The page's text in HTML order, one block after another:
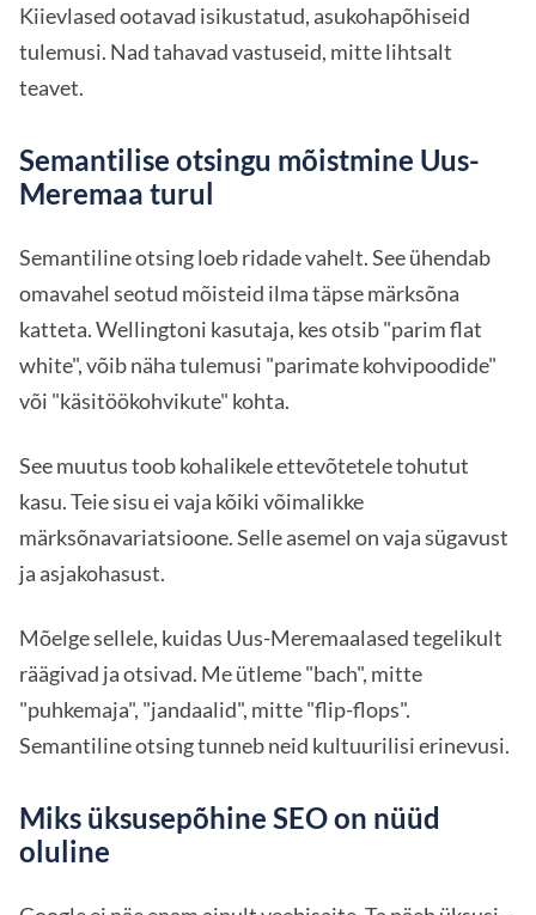
Kiievlased ootavad isikustatud, asukohapõhiseid
tulemusi. Nad tahavad vastuseid, mitte lihtsalt
teavet.
Semantilise otsingu mõistmine Uus-
Meremaa turul
Semantiline otsing loeb ridade vahelt. See ühendab
omavahel seotud mõisteid ilma täpse märksõna
katteta. Wellingtoni kasutaja, kes otsib "parim flat
white", võib näha tulemusi "parimate kohvipoodide"
või "käsitöökohvikute" kohta.
See muutus toob kohalikele ettevõtetele tohutut
kasu. Teie sisu ei vaja kõiki võimalikke
märksõnavariatsioone. Selle asemel on vaja sügavust
ja asjakohasust.
Mõelge sellele, kuidas Uus-Meremaalased tegelikult
räägivad ja otsivad. Me ütleme "bach", mitte
"puhkemaja", "jandaalid", mitte "flip-flops".
Semantiline otsing tunneb neid kultuurilisi erinevusi.
Miks üksusepõhine SEO on nüüd
oluline